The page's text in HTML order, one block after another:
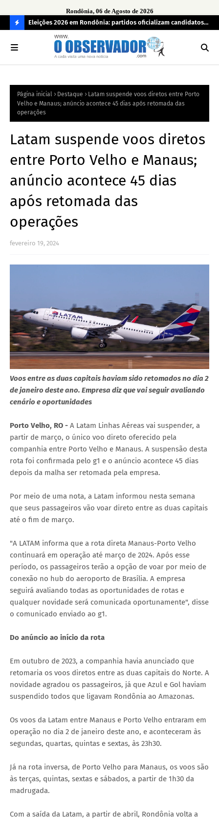
Rondônia, 06 de Agosto de 2026
O
R
A
Eleições 2026 em Rondônia: partidos oficializam candidatos a
deputado estadual, partidos não conseguem formar chapas
completas
Página inicial Destaque
Latam suspende voos diretos entre Porto
Velho e Manaus; anúncio acontece 45 dias após retomada das
operações
Latam suspende voos diretos
entre Porto Velho e Manaus;
anúncio acontece 45 dias
após retomada das
operações
fevereiro 19, 2024
Voos entre as duas capitais haviam sido retomados no dia 2
de janeiro deste ano. Empresa diz que vai seguir avaliando
cenário e oportunidades
Porto Velho, RO - A Latam Linhas Aéreas vai suspender, a
partir de março, o único voo direto oferecido pela
companhia entre Porto Velho e Manaus. A suspensão desta
rota foi confirmada pelo g1 e o anúncio acontece 45 dias
depois da malha ser retomada pela empresa.
Por meio de uma nota, a Latam informou nesta semana
que seus passageiros vão voar direto entre as duas capitais
até o fim de março.
"A LATAM informa que a rota direta Manaus-Porto Velho
continuará em operação até março de 2024. Após esse
período, os passageiros terão a opção de voar por meio de
conexão no hub do aeroporto de Brasília. A empresa
seguirá avaliando todas as oportunidades de rotas e
qualquer novidade será comunicada oportunamente", disse
o comunicado enviado ao g1.
Do anúncio ao início da rota
Em outubro de 2023, a companhia havia anunciado que
retomaria os voos diretos entre as duas capitais do Norte. A
novidade agradou os passageiros, já que Azul e Gol haviam
suspendido todos que ligavam Rondônia ao Amazonas.
Os voos da Latam entre Manaus e Porto Velho entraram em
operação no dia 2 de janeiro deste ano, e aconteceram às
segundas, quartas, quintas e sextas, às 23h30.
Já na rota inversa, de Porto Velho para Manaus, os voos são
às terças, quintas, sextas e sábados, a partir de 1h30 da
madrugada.
Com a saída da Latam, a partir de abril, Rondônia volta a